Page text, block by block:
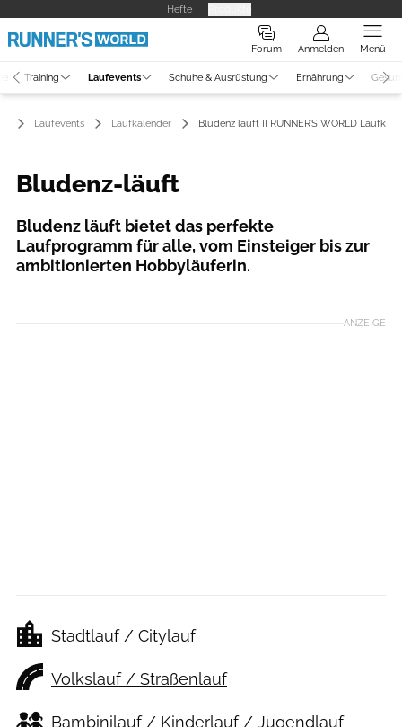
Hefte
Forum Anmelden Menü
Training Laufevents Schuhe & Ausrüstung Ernährung
Laufevents Laufkalender Bludenz läuft II RUNNER’S WORLD
Bludenz-läuft
Bludenz läuft bietet das perfekte
Laufprogramm für alle, vom Einsteiger bis zur
ambitionierten Hobbyläuferin.
ANZEIGE
Stadtlauf / Citylauf
Volkslauf / Straßenlauf
Bambinilauf / Kinderlauf / Jugendlauf